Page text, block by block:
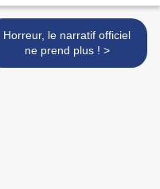
Horreur, le narratif officiel
ne prend plus ! >